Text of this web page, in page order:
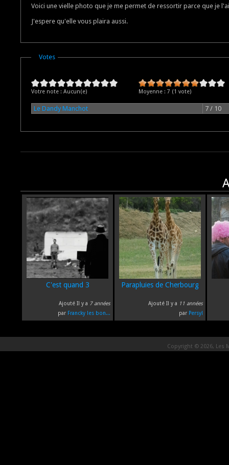
Voici une vielle photo que je me permet de ressortir parce que je
J'espere qu'elle vous plaira aussi.
Masquer
Votes
Votre note : Aucun(e) Moyenne : 7 (1 vote)
Le Dandy Manchot 7 / 10
C'est quand 3
Ajouté Il y a 7 années
par Francky les bon...
Parapluies de Cherbourg
Ajouté Il y a 11 années
par Persyl
Copyright © 2026, Les